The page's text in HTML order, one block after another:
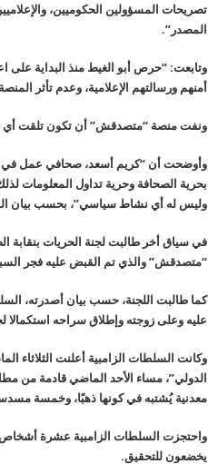
تصريحات المسؤولين الحكوميين،
المصدر”.
وتابعت: “حرص أبو الغيط منذ البداية على
أمنهم ورسالتهم الإعلامية، وعدم تأثر
ونفت منصة “متصدقش” أن تكون تلقت أي
بحرية الصحافة وحرية تداول المعلومات
وليس له أي نشاط سياسي”، بحسب بيان
في سياق أخر طالبت لجنة الحريات
“متصدقش” والذي تم القبض عليه فجر
كما طالبت اللجنة، حسب بيان أصدرته،
عليه وعلى زوجته وإطلاق سراحه استكمالا
وكانت السلطات الزامبية أعلنت الثلاثاء
معدنية يُشتبه في كونها ذهبًا، وخمسة مسدسات
واحتجزت السلطات الزامبية عشرة
يخضعون للتحقيق.